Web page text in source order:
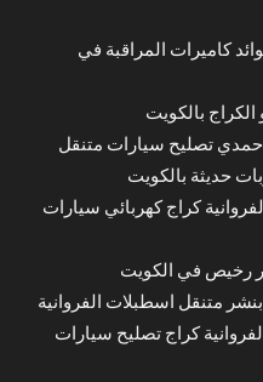
كاميرات المراقبة في
بالكويت
تصليح سيارات متنقل
حديثة بالكويت
كراج كهربائي سيارات
رخيص في الكويت
متنقل اسطبلات الفروانية
كراج تصليح سيارات